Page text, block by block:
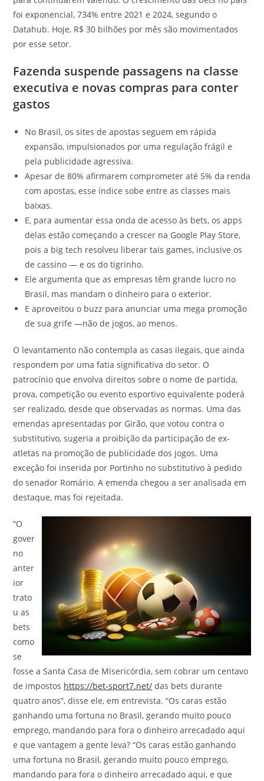
foi exponencial, 734% entre 2021 e 2024, segundo o
Datahub. Hoje, R$ 30 bilhões por mês são movimentados
por esse setor.
Fazenda suspende passagens na classe
executiva e novas compras para conter
gastos
No Brasil, os sites de apostas seguem em rápida
expansão, impulsionados por uma regulação frágil e
pela publicidade agressiva.
Apesar de 80% afirmarem comprometer até 5% da renda
com apostas, esse índice sobe entre as classes mais
baixas.
E, para aumentar essa onda de acesso às bets, os apps
delas estão começando a crescer na Google Play Store,
pois a big tech resolveu liberar tais games, inclusive os
de cassino — e os do tigrinho.
Ele argumenta que as empresas têm grande lucro no
Brasil, mas mandam o dinheiro para o exterior.
E aproveitou o buzz para anunciar uma mega promoção
de sua grife —não de jogos, ao menos.
O levantamento não contempla as casas ilegais, que ainda
respondem por uma fatia significativa do setor. O
patrocínio que envolva direitos sobre o nome de partida,
prova, competição ou evento esportivo equivalente poderá
ser realizado, desde que observadas as normas. Uma das
emendas apresentadas por Girão, que votou contra o
substitutivo, sugeria a proibição da participação de ex-
atletas na promoção de publicidade dos jogos. Uma
exceção foi inserida por Portinho no substitutivo à pedido
do senador Romário. A emenda chegou a ser analisada em
destaque, mas foi rejeitada.
“O
gover
no
anter
ior
trato
u as
bets
como
se
fosse a Santa Casa de Misericórdia, sem cobrar um centavo
de impostos https://bet-sport7.net/ das bets durante
quatro anos”, disse ele, em entrevista. “Os caras estão
ganhando uma fortuna no Brasil, gerando muito pouco
emprego, mandando para fora o dinheiro arrecadado aqui
e que vantagem a gente leva? “Os caras estão ganhando
uma fortuna no Brasil, gerando muito pouco emprego,
mandando para fora o dinheiro arrecadado aqui, e que